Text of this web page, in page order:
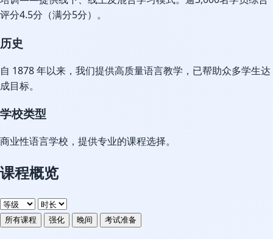
评分4.5分（满分5分）。
历史
自 1878 年以来，我们提供高质量语言教学，已帮助众多学生达
成目标。
学校类型
商业性语言学校，提供专业的课程选择。
课程概览
所有课程 强化 晚间 考试准备